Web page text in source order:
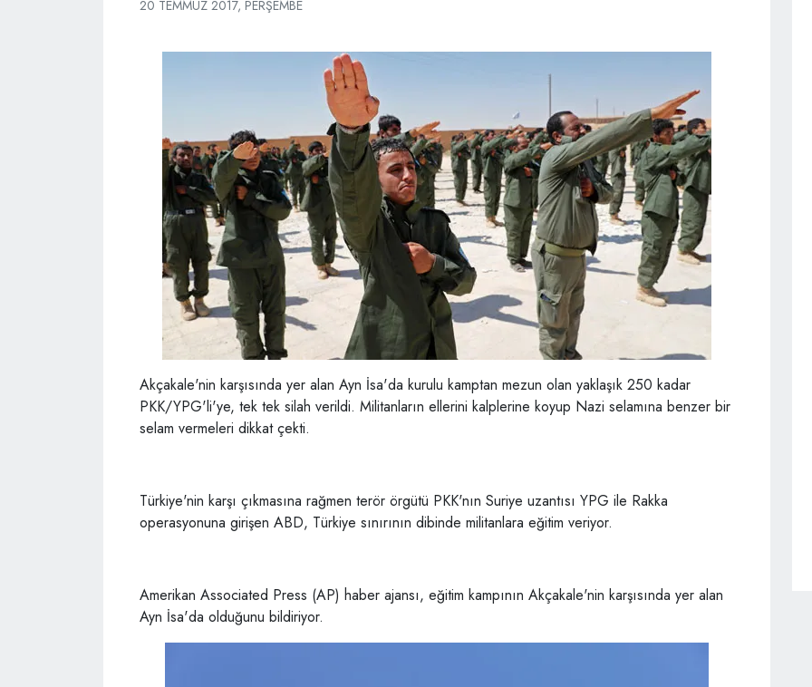
20 TEMMUZ 2017, PERŞEMBE
Akçakale'nin karşısında yer alan Ayn İsa'da kurulu kamptan mezun olan yaklaşık 250 kadar
PKK/YPG'li'ye, tek tek silah verildi. Militanların ellerini kalplerine koyup Nazi selamına benzer bir
selam vermeleri dikkat çekti.
Türkiye'nin karşı çıkmasına rağmen terör örgütü PKK'nın Suriye uzantısı YPG ile Rakka
operasyonuna girişen ABD, Türkiye sınırının dibinde militanlara eğitim veriyor.
Amerikan Associated Press (AP) haber ajansı, eğitim kampının Akçakale'nin karşısında yer alan
Ayn İsa'da olduğunu bildiriyor.